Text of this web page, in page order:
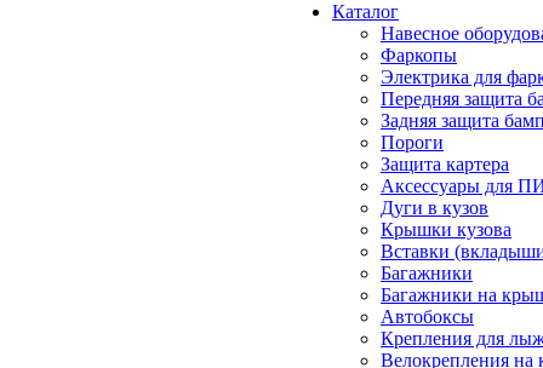
Каталог
Навесное
Фаркопы
Электрика для
Передняя защита
Задняя защита
Пороги
Защита картера
Аксессуары для
Дуги в кузов
Крышки кузова
Вставки
Багажники
Багажники на
Автобоксы
Крепления для
Велокрепления